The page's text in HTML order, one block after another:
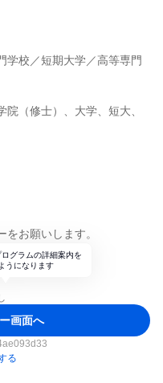
学校／短期大学／高等専門
（修士）、大学、短大、
お願いします。
グラムの詳細案内を
うになります
画面へ
る